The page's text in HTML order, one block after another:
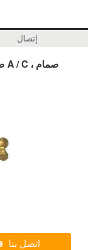
إتصال
اتصل بنا